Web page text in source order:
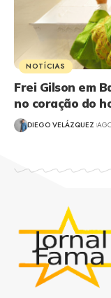
NOTÍCIAS
Frei Gilson em
no coração do
DIEGO VELÁZQUEZ